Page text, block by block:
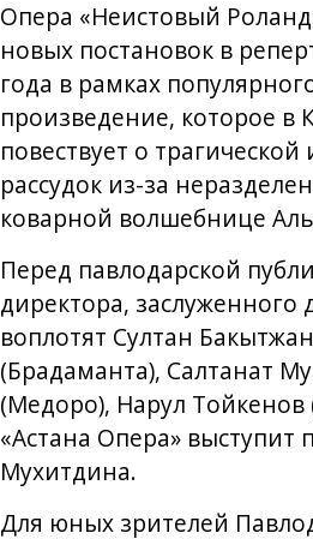
Опера «Неистовый
новых постановок в
года в рамках
произведение, которое в
повествует о
рассудок из-за
коварной волшебнице
Перед павлодарской
директора, заслуженного
воплотят Султан
(Брадаманта), Салтанат
(Медоро), Нарул
«Астана Опера» выступит
Мухитдина.
Для юных зрителей